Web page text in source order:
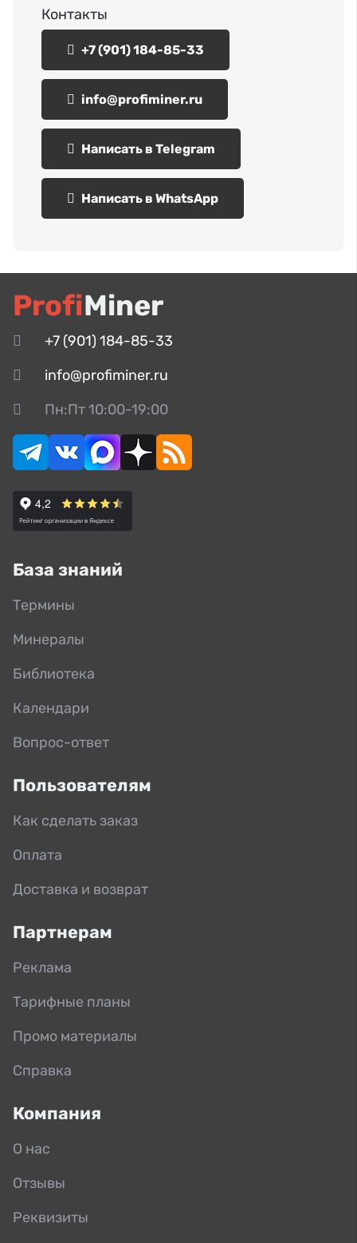
Контакты
+7 (901) 184-85-33
info@profiminer.ru
Написать в Telegram
Написать в WhatsApp
ProfiMiner
+7 (901) 184-85-33
info@profiminer.ru
Пн:Пт 10:00-19:00
База знаний
Термины
Минералы
Библиотека
Календари
Вопрос-ответ
Пользователям
Как сделать заказ
Оплата
Доставка и возврат
Партнерам
Реклама
Тарифные планы
Промо материалы
Справка
Компания
О нас
Отзывы
Реквизиты